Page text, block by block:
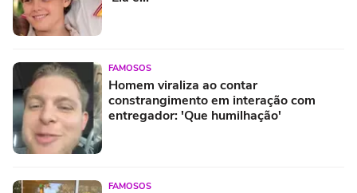
FAMOSOS
Homem viraliza ao contar
constrangimento em interação com
entregador: 'Que humilhação'
FAMOSOS